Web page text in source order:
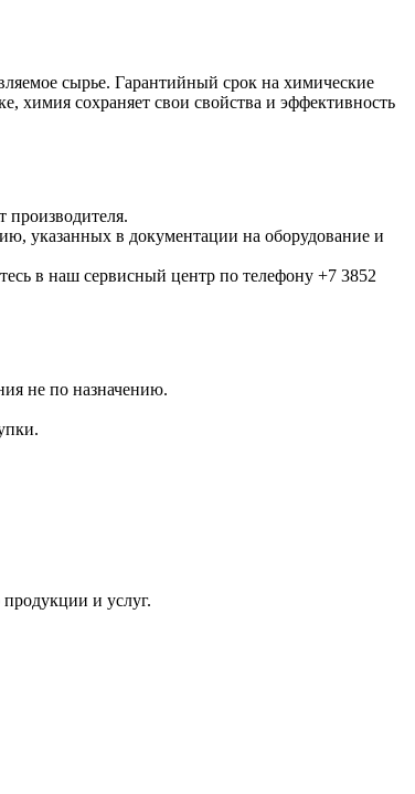
сырье. Гарантийный срок на химические
химия сохраняет свои свойства и эффективность
производителя.
указанных в документации на оборудование и
в наш сервисный центр по телефону +7 3852
не по назначению.
и услуг.